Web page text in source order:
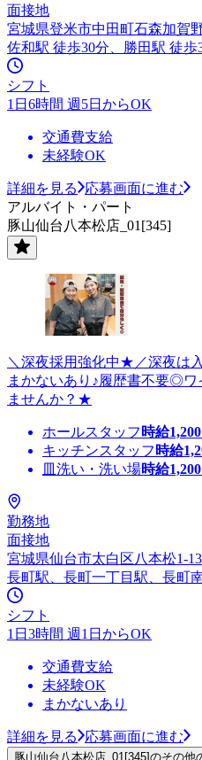
面接地
宮城県登米市中田町石森加賀
佐和駅 徒歩30分、勝田駅 徒歩
シフト
1日6時間 週5日からOK
交通費支給
未経験OK
詳細を見る
応募画面に進む
アルバイト・パート
豚山仙台八本松店_01[345]
＼深夜採用強化中★／深夜は
まかないあり♪履歴書不要◎ワ
ませんか？★
ホールスタッフ 時給1,200
キッチンスタッフ 時給
皿洗い・洗い場時給1,200
勤務地
面接地
宮城県仙台市太白区八本松1-
長町駅、長町一丁目駅、長町
シフト
1日3時間 週1日からOK
交通費支給
未経験OK
まかないあり
詳細を見る 応募画面に進む
豚山仙台八本松店_01[345]のその他